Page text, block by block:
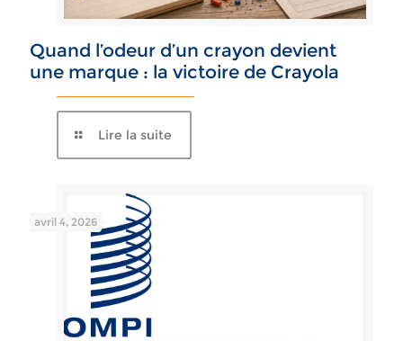
Quand l’odeur d’un crayon devient
une marque : la victoire de Crayola
Lire la suite
avril 4, 2026